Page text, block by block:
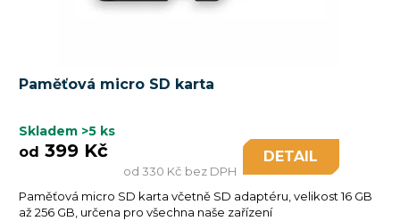
Paměťová micro SD karta
Skladem >5 ks
od 330 Kč bez DPH
od 399 Kč DETAIL
Paměťová micro SD karta včetně SD adaptéru, velikost 16 GB
až 256 GB, určena pro všechna naše zařízení